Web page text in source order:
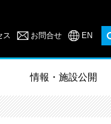
ス お問合せ EN
情報・施設公開